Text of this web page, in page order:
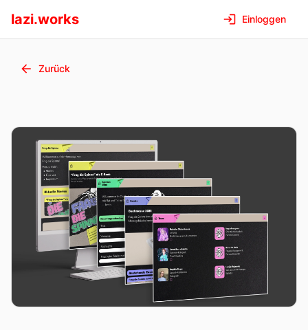
lazi.works Einloggen
Zurück